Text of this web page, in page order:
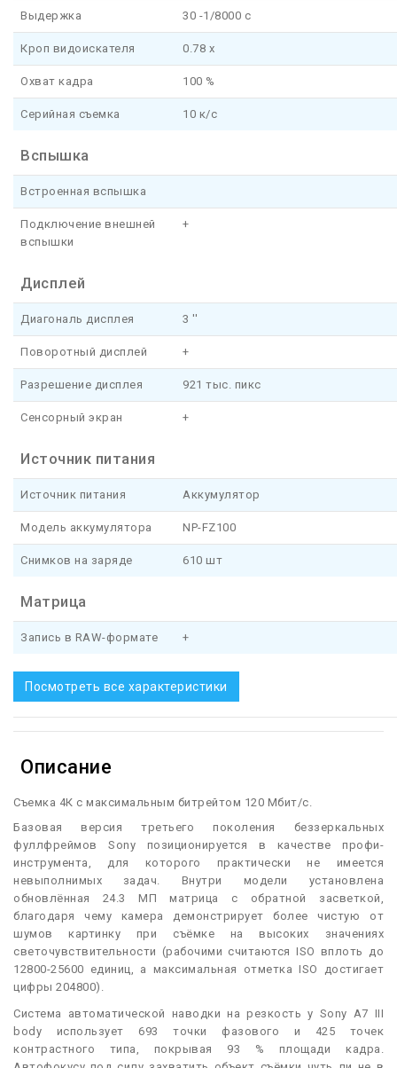
Выдержка 30 -1/8000 с
Кроп видоискателя 0.78 x
Охват кадра 100 %
Серийная съемка 10 к/с
Вспышка
Встроенная вспышка
Подключение внешней
вспышки
+
Дисплей
Диагональ дисплея 3 ''
Поворотный дисплей +
Разрешение дисплея 921 тыс. пикс
Сенсорный экран +
Источник питания
Источник питания Аккумулятор
Модель аккумулятора NP-FZ100
Снимков на заряде 610 шт
Матрица
Запись в RAW-формате +
Посмотреть все характеристики
Описание
Съемка 4К с максимальным битрейтом 120 Мбит/с.
Б азовая версия третьего поколения беззеркальных
фуллфреймов Sony позиционируется в качестве профи-
инструмента, для которого практически не имеется
невыполнимых задач. Внутри модели установлена
обновлённая 24.3 МП матрица с обратной засветкой,
благодаря чему камера демонстрирует более чистую от
шумов картинку при съёмке на высоких значениях
светочувствительности (рабочими считаются ISO вплоть до
12800-25600 единиц, а максимальная отметка ISO достигает
цифры 204800).
Система автоматической наводки на резкость у Sony A7 III
body использует 693 точки фазового и 425 точек
контрастного типа, покрывая 93 % площади кадра.